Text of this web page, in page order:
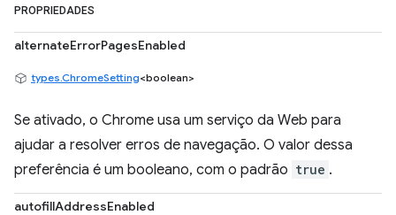
PROPRIEDADES
alternateErrorPagesEnabled
types.ChromeSetting<boolean>
Se ativado, o Chrome usa um serviço da Web para
ajudar a resolver erros de navegação. O valor dessa
preferência é um booleano, com o padrão true .
autofillAddressEnabled